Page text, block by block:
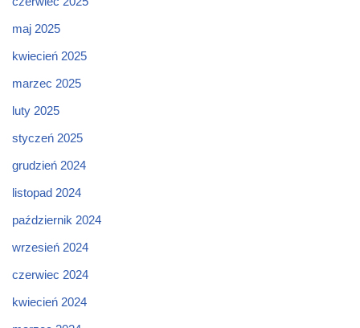
maj 2025
kwiecień 2025
marzec 2025
luty 2025
styczeń 2025
grudzień 2024
listopad 2024
październik 2024
wrzesień 2024
czerwiec 2024
kwiecień 2024